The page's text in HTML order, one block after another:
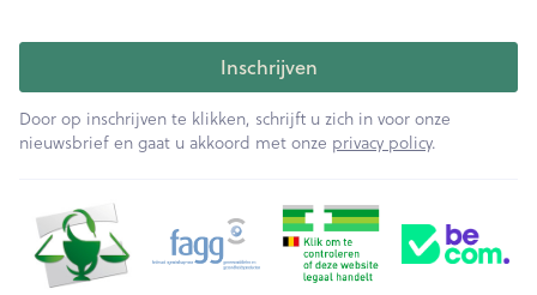
Inschrijven
Door op inschrijven te klikken, schrijft u zich in voor onze
nieuwsbrief en gaat u akkoord met onze privacy policy.